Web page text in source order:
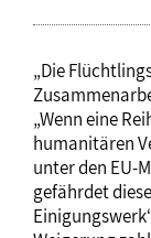
„Die
„Wenn eine
humanitären
unter den EU-
gefährdet